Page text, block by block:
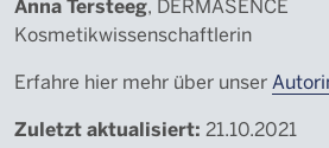
, DERMASENCE
Kosmetikwissenschaftlerin
Erfahre hier mehr über unser
Zuletzt aktualisiert: 21.10.2021